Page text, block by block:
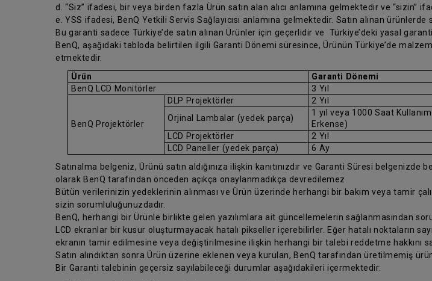
d. “Siz” ifadesi, bir veya birden fazla Ürün satın alan alıcı anlamına gelmektedir ve “sizin”
e. YSS ifadesi, BenQ Yetkili Servis Sağlayıcısı anlamına gelmektedir. Satın alınan
Bu garanti sadece Türkiye’de satın alınan Ürünler için geçerlidir ve Türkiye’deki yasal
BenQ, aşağıdaki tabloda belirtilen ilgili Garanti Dönemi süresince, Ürünün Türkiye’de
etmektedir.
Ürün
Garanti Dönemi
BenQ LCD Monitörler
3 Yıl
BenQ Projektörler
DLP Projektörler
2 Yıl
Orjinal Lambalar (yedek parça)
1 yıl veya 1000 Saat
Erkense)
LCD Projektörler
2 Yıl
LCD Paneller (yedek parça)
6 Ay
Satınalma belgeniz, Ürünü satın aldığınıza ilişkin kanıtınızdır ve Garanti Süresi
olarak BenQ tarafından önceden açıkça onaylanmadıkça devredilemez.
Bütün verilerinizin yedeklerinin alınması ve Ürün üzerinde herhangi bir bakım veya tamir
sizin sorumluluğunuzdadır.
BenQ, herhangi bir Ürünle birlikte gelen yazılımlara ait güncellemelerin sağlanmasından
LCD ekranlar bir kusur oluşturmayacak hatalı pikseller içerebilirler. Eğer hatalı noktaların
ekranın tamir edilmesine veya değiştirilmesine ilişkin herhangi bir talebi reddetme hakkını
Satın alındıktan sonra Ürün üzerine eklenen veya kurulan, BenQ tarafından üretilmemiş
Bir Garanti talebinin geçersiz sayılabileceği durumlar aşağıdakileri içermektedir: